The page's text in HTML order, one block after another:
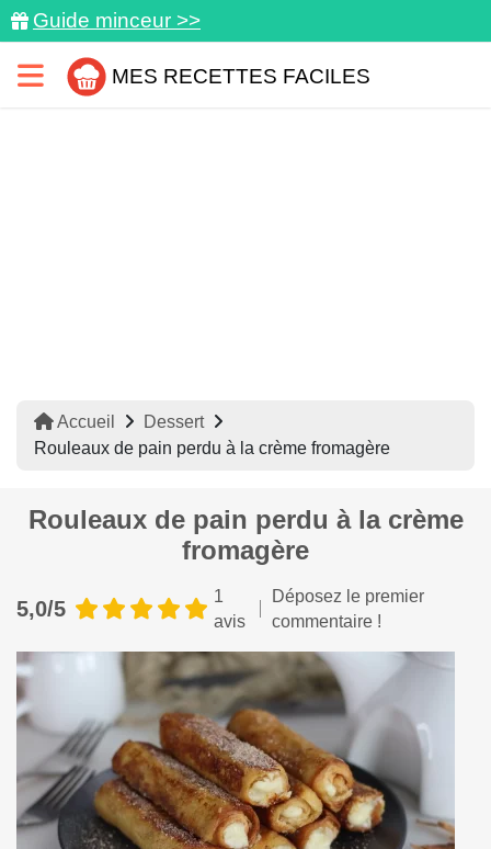
Guide minceur >>
MES RECETTES FACILES
Accueil
Dessert
Rouleaux de pain perdu à la crème fromagère
Rouleaux de pain perdu à la crème
fromagère
5,0/5
1
avis
Déposez le premier
commentaire !